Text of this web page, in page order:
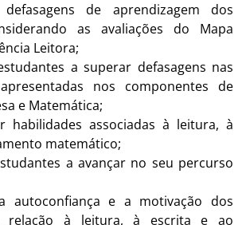
de aprendizagem dos
as avaliações do Mapa
Leitora;
a superar defasagens nas
nos componentes de
e Matemática;
habilidades associadas à leitura, à
matemático;
a avançar no seu percurso
autoconfiança e a motivação dos
relação à leitura, à escrita e ao